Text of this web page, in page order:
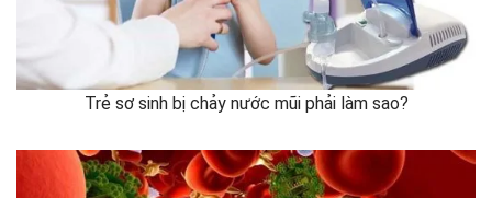
Trẻ sơ sinh bị chảy nước mũi phải làm sao?